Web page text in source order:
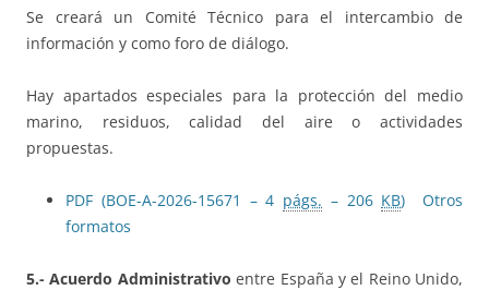
Se creará un Comité Técnico para el intercambio de
información y como foro de diálogo.
Hay apartados especiales para la protección del medio
marino, residuos, calidad del aire o actividades
propuestas.
PDF (BOE-A-2026-15671 – 4 págs. – 206 KB)
Otros
formatos
5.- Acuerdo Administrativo entre España y el Reino Unido,